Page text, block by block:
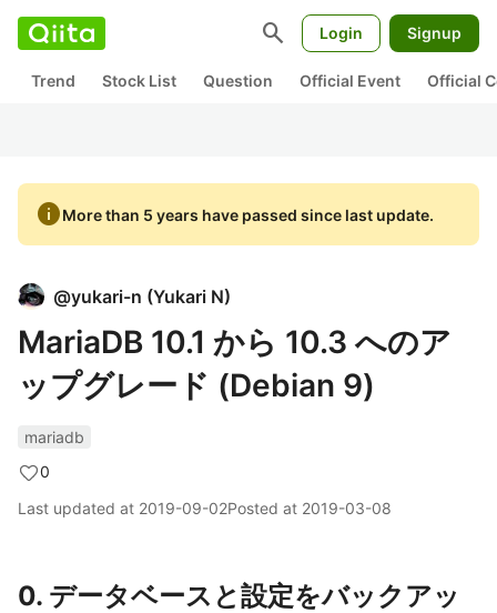
search Login Signup
Trend Stock List Question Official Event Official
infoMore than 5 years have passed since last update.
@yukari-n (Yukari N)
MariaDB 10.1 から 10.3 へのア
ップグレード (Debian 9)
mariadb
0
Last updated at 2019-09-02Posted at 2019-03-08
0. データベースと設定をバックアッ